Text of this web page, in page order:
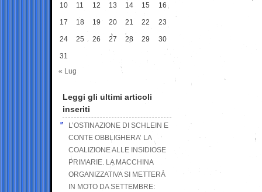
10 11 12 13 14 15 16
17 18 19 20 21 22 23
24 25 26 27 28 29 30
31
« Lug
Leggi gli ultimi articoli
inseriti
L’OSTINAZIONE DI SCHLEIN E
CONTE OBBLIGHERA’ LA
COALIZIONE ALLE INSIDIOSE
PRIMARIE. LA MACCHINA
ORGANIZZATIVA SI METTERÀ
IN MOTO DA SETTEMBRE: